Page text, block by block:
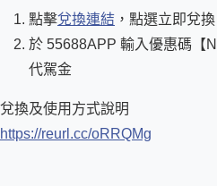
點擊兌換連結 ，點選立即兌
於 55688APP 輸入優惠碼【
代駕金
兌換及使用方式說明
https://reurl.cc/oRRQMg